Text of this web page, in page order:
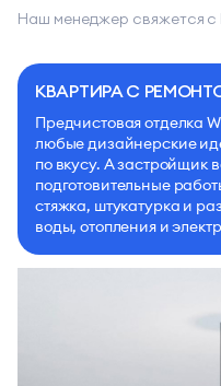
Наш менеджер свяжется
КВАРТИРА С
Предчистовая отделка
любые дизайнерские
по вкусу. А застройщик
подготовительные
стяжка, штукатурка и
воды, отопления и